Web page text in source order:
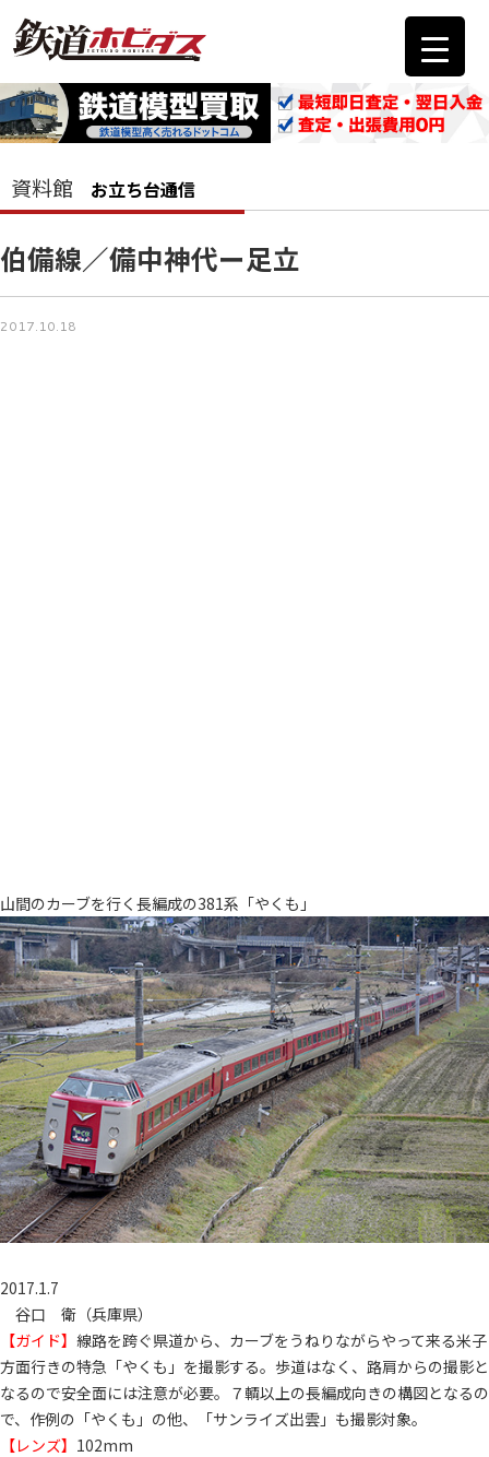
資料館 お立ち台通信
伯備線／備中神代ー足立
2017.10.18
山間のカーブを行く長編成の381系「やくも」
2017.1.7
谷口 衛（兵庫県）
【ガイド】 線路を跨ぐ県道から、カーブをうねりながらやって来る米子
方面行きの特急「やくも」を撮影する。歩道はなく、路肩からの撮影と
なるので安全面には注意が必要。７輌以上の長編成向きの構図となるの
で、作例の「やくも」の他、「サンライズ出雲」も撮影対象。
【レンズ】 102mm